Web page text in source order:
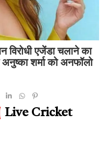
विरोधी एजेंडा चलाने का
अनुष्का शर्मा को अनफॉलो
Live Cricket